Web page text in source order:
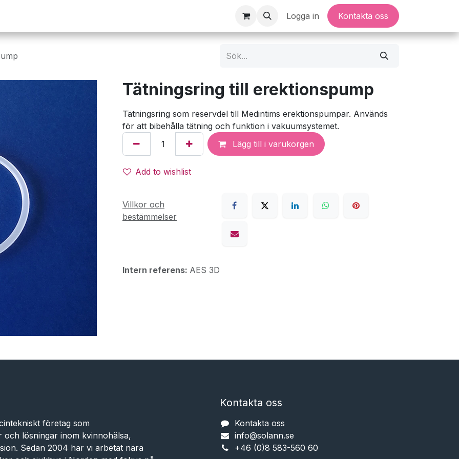
Logga in Kontakta oss
Tätningsring till erektionspump
Tätningsring som reservdel till Medintims erektionspumpar. Används
för att bibehålla tätning och funktion i vakuumsystemet.
Lägg till i varukorgen
Add to wishlist
Villkor och
bestämmelser
Intern referens: AES 3D
företag som
lösningar inom kvinnohälsa,
Sedan 2004 har vi arbetat nära
Kontakta oss
Kontakta oss
info@solann.se​​​​​​
+46 (0)8 583-560 60